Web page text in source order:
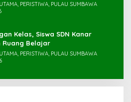
PERISTIWA, PULAU SUMBAWA
Kelas, Siswa SDN Kanar
Ruang Belajar
PERISTIWA, PULAU SUMBAWA